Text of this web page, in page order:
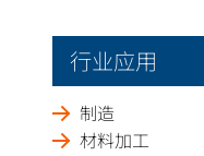
行业应用
制造
材料加工